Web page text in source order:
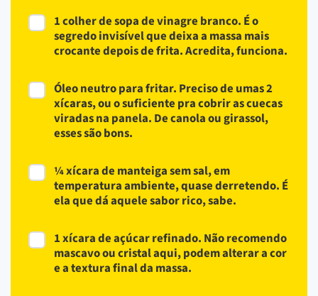
1 colher de sopa de vinagre branco. É o
segredo invisível que deixa a massa mais
crocante depois de frita. Acredita, funciona.
Óleo neutro para fritar. Preciso de umas 2
xícaras, ou o suficiente pra cobrir as cuecas
viradas na panela. De canola ou girassol,
esses são bons.
¼ xícara de manteiga sem sal, em
temperatura ambiente, quase derretendo. É
ela que dá aquele sabor rico, sabe.
1 xícara de açúcar refinado. Não recomendo
mascavo ou cristal aqui, podem alterar a cor
e a textura final da massa.